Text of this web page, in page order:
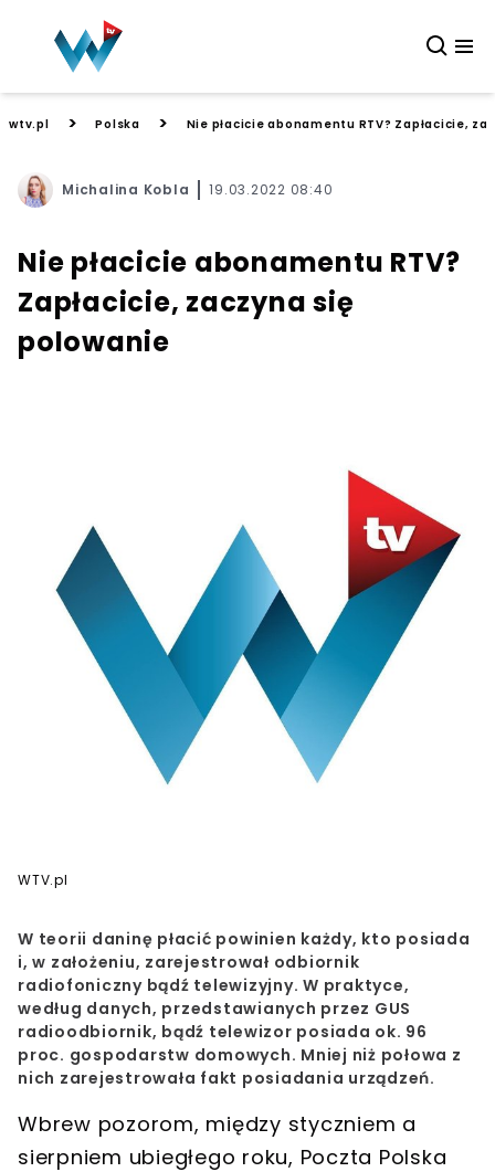
wtv.pl > Polska > Nie płacicie abonamentu RTV? Zapłacicie,
Michalina Kobla 19.03.2022 08:40
Nie płacicie abonamentu RTV?
Zapłacicie, zaczyna się
polowanie
WTV.pl
W teorii daninę płacić powinien każdy, kto posiada
i, w założeniu, zarejestrował odbiornik
radiofoniczny bądź telewizyjny. W praktyce,
według danych, przedstawianych przez GUS
radioodbiornik, bądź telewizor posiada ok. 96
proc. gospodarstw domowych. Mniej niż połowa z
nich zarejestrowała fakt posiadania urządzeń.
Wbrew pozorom, między styczniem a
sierpniem ubiegłego roku, Poczta Polska